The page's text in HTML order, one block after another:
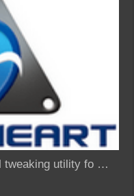
tweaking utility fo …